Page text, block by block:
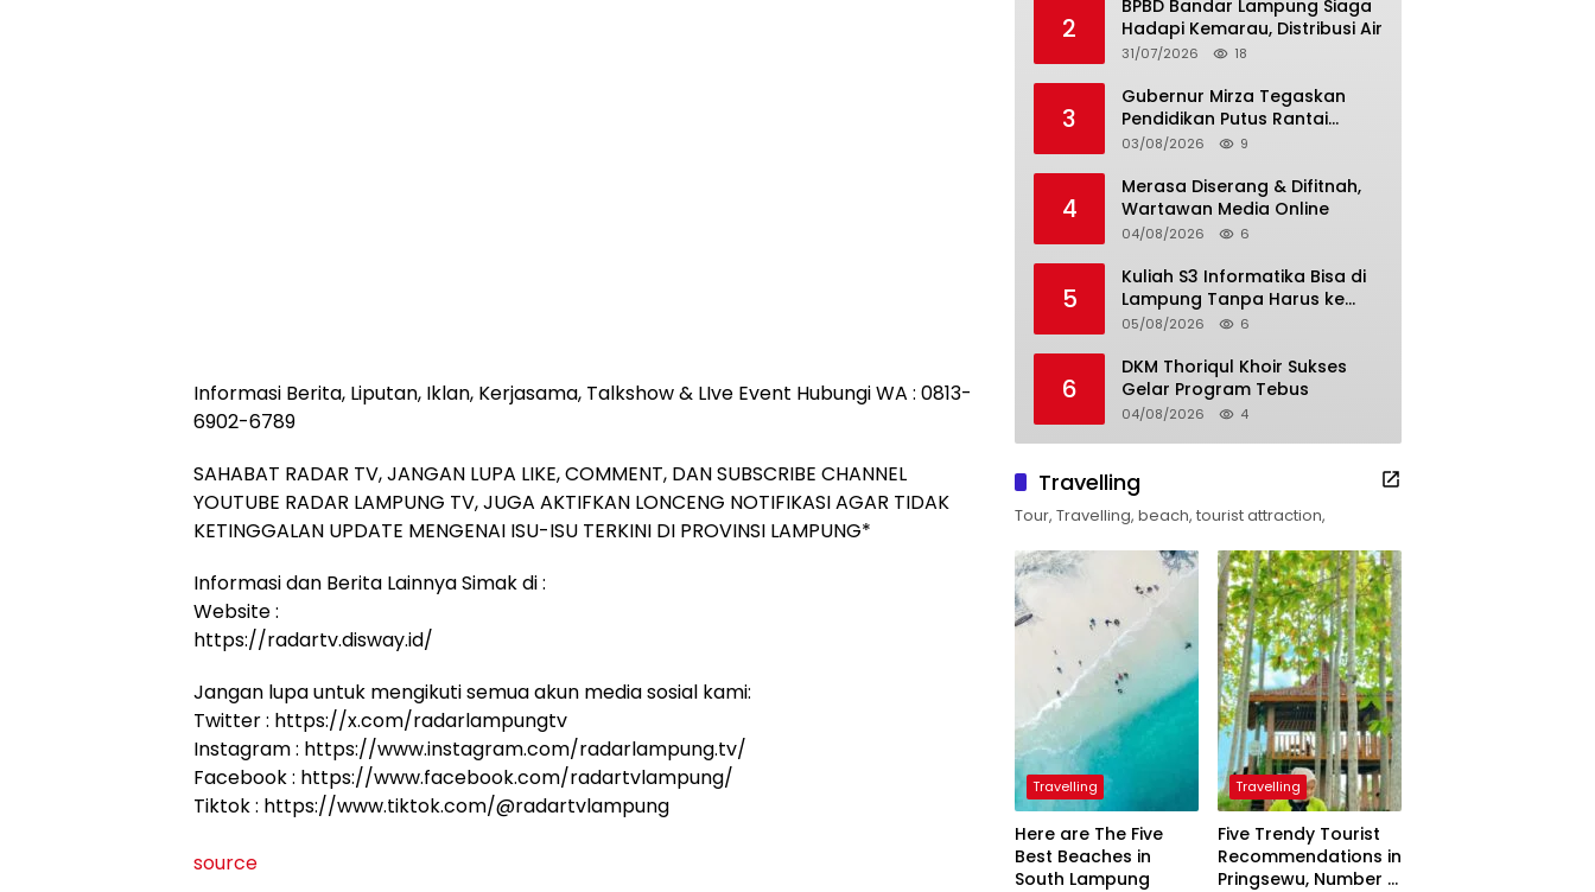
Informasi Berita, Liputan, Iklan, Kerjasama, Talkshow & LIve Event Hubungi WA : 0813-
6902-6789
SAHABAT RADAR TV, JANGAN LUPA LIKE, COMMENT, DAN SUBSCRIBE CHANNEL
YOUTUBE RADAR LAMPUNG TV, JUGA AKTIFKAN LONCENG NOTIFIKASI AGAR TIDAK
KETINGGALAN UPDATE MENGENAI ISU-ISU TERKINI DI PROVINSI LAMPUNG*
Informasi dan Berita Lainnya Simak di :
Website :
https://radartv.disway.id/
Jangan lupa untuk mengikuti semua akun media sosial kami:
Twitter : https://x.com/radarlampungtv
Instagram : https://www.instagram.com/radarlampung.tv/
Facebook : https://www.facebook.com/radartvlampung/
Tiktok : https://www.tiktok.com/@radartvlampung
source
2
BPBD Bandar Lampung Siaga
Hadapi Kemarau, Distribusi Air
31/07/2026 18
3
Gubernur Mirza Tegaskan
Pendidikan Putus Rantai
Kemiskinan
03/08/2026 9
4
Merasa Diserang & Difitnah,
Wartawan Media Online
04/08/2026 6
5
Kuliah S3 Informatika Bisa di
Lampung Tanpa Harus ke
Luar Daerah
05/08/2026 6
6
DKM Thoriqul Khoir Sukses
Gelar Program Tebus
04/08/2026 4
Travelling
Tour, Travelling, beach, tourist attraction,
Travelling
Here are The Five
Best Beaches in
South Lampung
Travelling
Five Trendy Tourist
Recommendations in
Pringsewu, Number 3